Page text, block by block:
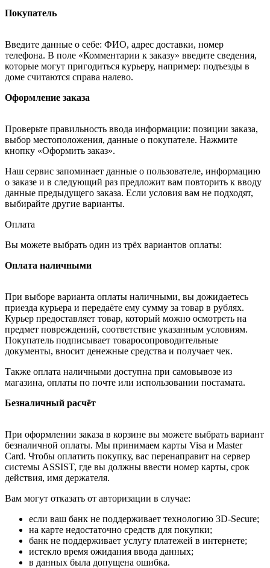
Покупатель
Введите данные о себе: ФИО, адрес доставки, номер
телефона. В поле «Комментарии к заказу» введите сведения,
которые могут пригодиться курьеру, например: подъезды в
доме считаются справа налево.
Оформление заказа
Проверьте правильность ввода информации: позиции заказа,
выбор местоположения, данные о покупателе. Нажмите
кнопку «Оформить заказ».
Наш сервис запоминает данные о пользователе, информацию
о заказе и в следующий раз предложит вам повторить к вводу
данные предыдущего заказа. Если условия вам не подходят,
выбирайте другие варианты.
Оплата
Вы можете выбрать один из трёх вариантов оплаты:
Оплата наличными
При выборе варианта оплаты наличными, вы дожидаетесь
приезда курьера и передаёте ему сумму за товар в рублях.
Курьер предоставляет товар, который можно осмотреть на
предмет повреждений, соответствие указанным условиям.
Покупатель подписывает товаросопроводительные
документы, вносит денежные средства и получает чек.
Также оплата наличными доступна при самовывозе из
магазина, оплаты по почте или использовании постамата.
Безналичный расчёт
При оформлении заказа в корзине вы можете выбрать вариант
безналичной оплаты. Мы принимаем карты Visa и Master
Card. Чтобы оплатить покупку, вас перенаправит на сервер
системы ASSIST, где вы должны ввести номер карты, срок
действия, имя держателя.
Вам могут отказать от авторизации в случае:
если ваш банк не поддерживает технологию 3D-Secure;
на карте недостаточно средств для покупки;
банк не поддерживает услугу платежей в интернете;
истекло время ожидания ввода данных;
в данных была допущена ошибка.